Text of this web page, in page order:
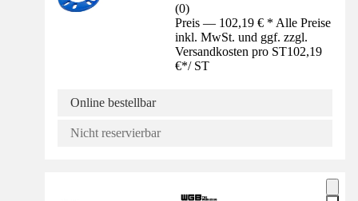
(0)
Preis — 102,19 € * Alle Preise
inkl. MwSt. und ggf. zzgl.
Versandkosten pro ST102,19
€*/ ST
Online bestellbar
Nicht reservierbar